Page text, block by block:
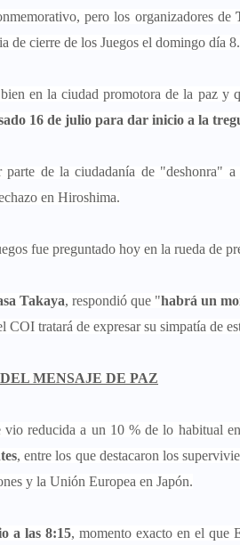
pero los organizadores de
de cierre de los Juegos el domingo día 8.
en la ciudad promotora de la paz y
16 de julio para dar inicio a la
de la ciudadanía de "deshonra"
en Hiroshima.
fue preguntado hoy en la rueda de
Takaya, respondió que "habrá un
COI tratará de expresar su simpatía de
MENSAJE DE PAZ
reducida a un 10 % de lo habitual
, entre los que destacaron los
y la Unión Europea en Japón.
a las 8:15, momento exacto en el que